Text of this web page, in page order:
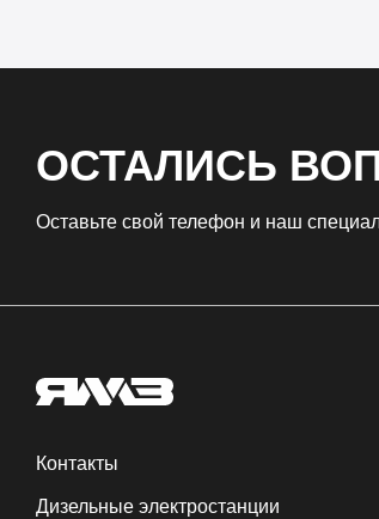
ОСТАЛИСЬ
Оставьте свой телефон и наш
Контакты
Дизельные электростанции